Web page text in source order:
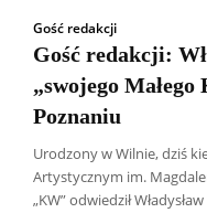
Gość redakcji
Gość redakcji:
„swojego
Poznaniu
Urodzony w Wilnie, dziś
Artystycznym im.
„KW” odwiedził
Wszyscy
ks.